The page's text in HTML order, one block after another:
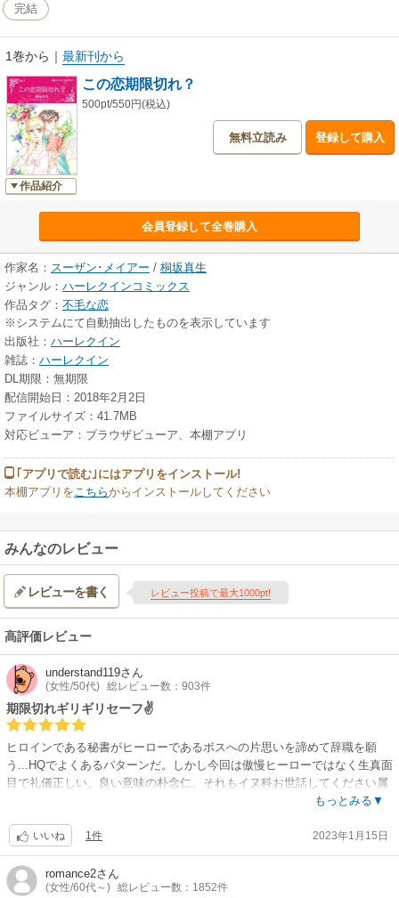
完結
1巻から ｜ 最新刊から
作品紹介
この恋期限切れ？
500pt/550円(税込)
無料立読み 登録して購入
会員登録して全巻購入
作家名： スーザン･メイアー / 桐坂真生
ジャンル： ハーレクインコミックス
作品タグ： 不毛な恋
※システムにて自動抽出したものを表示しています
出版社： ハーレクイン
雑誌： ハーレクイン
DL期限：無期限
配信開始日：2018年2月2日
ファイルサイズ：41.7MB
対応ビューア：ブラウザビューア、本棚アプリ
｢アプリで読む｣にはアプリをインストール!
本棚アプリを こちらからインストールしてください
みんなのレビュー
レビューを書く レビュー投稿で最大1000pt!
高評価レビュー
understand119さん
(女性/50代) 総レビュー数：903件
期限切れギリギリセーフ✌
ヒロインである秘書がヒーローであるボスへの片思いを諦めて辞職を願
う...HQでよくあるパターンだ。しかし今回は傲慢ヒーローではなく生真面
目で礼儀正しい、良い意味の朴念仁、それもイヌ科お世話してください属
笑。ヒロインはおかん系なので相性がいいはずだし、ヒーローいとこも太
ぁ笑?そんなこんなで引継ぎアクシデントを好都合に距離を縮めたのにヒ
ーローの心象は結構複雑だったことが判明。そこでおかんヒロインは結果
身を引く..なにこのループ?でも最後は叔父様親子がいい仕事してくれたか
ら素敵なEnding?悪者がいないとってもさわやかな物語気に入りました?
もっとみる▼
いいね 1件 2023年1月15日
romance2さん
(女性/60代～) 総レビュー数：1852件